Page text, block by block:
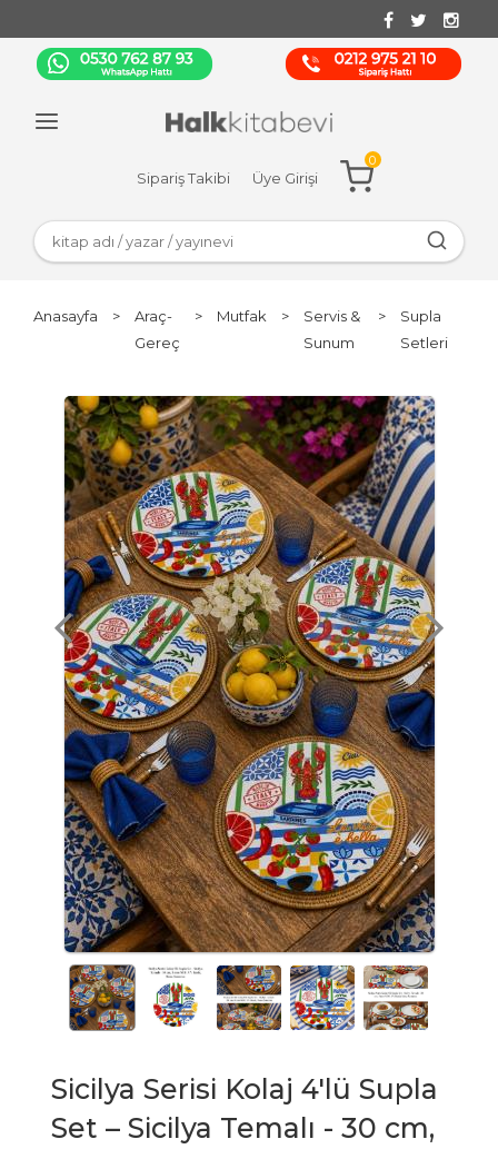
Sipariş Takibi Üye Girişi
0
Anasayfa >
Araç-
Gereç
> Mutfak >
Servis &
Sunum
>
Supla
Setleri
Sicilya Serisi Kolaj 4'lü Supla
Set – Sicilya Temalı - 30 cm,